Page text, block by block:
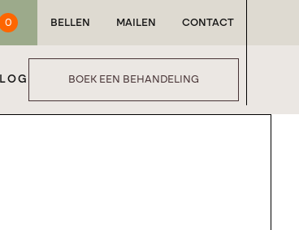
0 BELLEN MAILEN CONTACT
BOEK EEN BEHANDELING